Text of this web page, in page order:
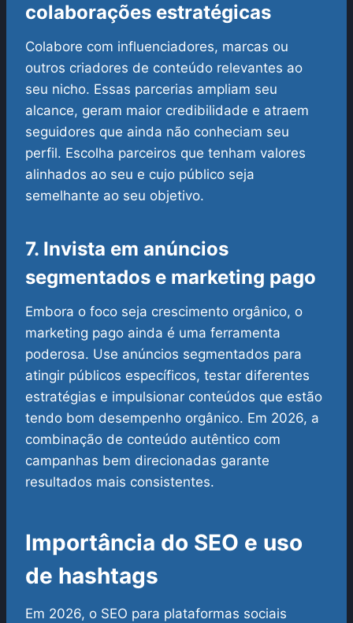
colaborações estratégicas
Colabore com influenciadores, marcas ou
outros criadores de conteúdo relevantes ao
seu nicho. Essas parcerias ampliam seu
alcance, geram maior credibilidade e atraem
seguidores que ainda não conheciam seu
perfil. Escolha parceiros que tenham valores
alinhados ao seu e cujo público seja
semelhante ao seu objetivo.
7. Invista em anúncios
segmentados e marketing pago
Embora o foco seja crescimento orgânico, o
marketing pago ainda é uma ferramenta
poderosa. Use anúncios segmentados para
atingir públicos específicos, testar diferentes
estratégias e impulsionar conteúdos que estão
tendo bom desempenho orgânico. Em 2026, a
combinação de conteúdo autêntico com
campanhas bem direcionadas garante
resultados mais consistentes.
Importância do SEO e uso
de hashtags
Em 2026, o SEO para plataformas sociais